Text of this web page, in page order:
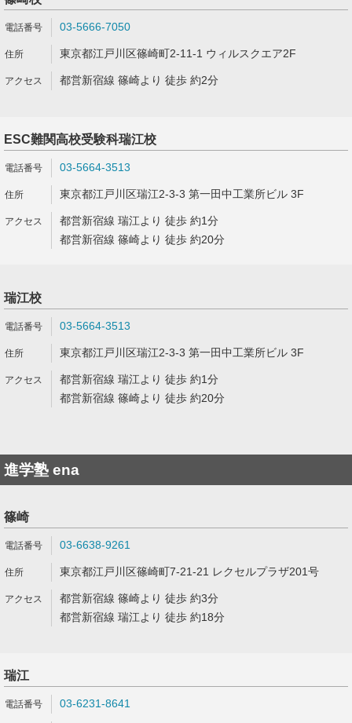
03-5666-7050
東京都江戸川区篠崎町2-11-1 ウィルスクエア2F
都営新宿線 篠崎より 徒歩 約2分
ESC難関高校受験科瑞江校
03-5664-3513
東京都江戸川区瑞江2-3-3 第一田中工業所ビル 3F
都営新宿線 瑞江より 徒歩 約1分
都営新宿線 篠崎より 徒歩 約20分
瑞江校
03-5664-3513
東京都江戸川区瑞江2-3-3 第一田中工業所ビル 3F
都営新宿線 瑞江より 徒歩 約1分
都営新宿線 篠崎より 徒歩 約20分
進学塾 ena
篠崎
03-6638-9261
東京都江戸川区篠崎町7-21-21 レクセルプラザ201号
都営新宿線 篠崎より 徒歩 約3分
都営新宿線 瑞江より 徒歩 約18分
瑞江
03-6231-8641